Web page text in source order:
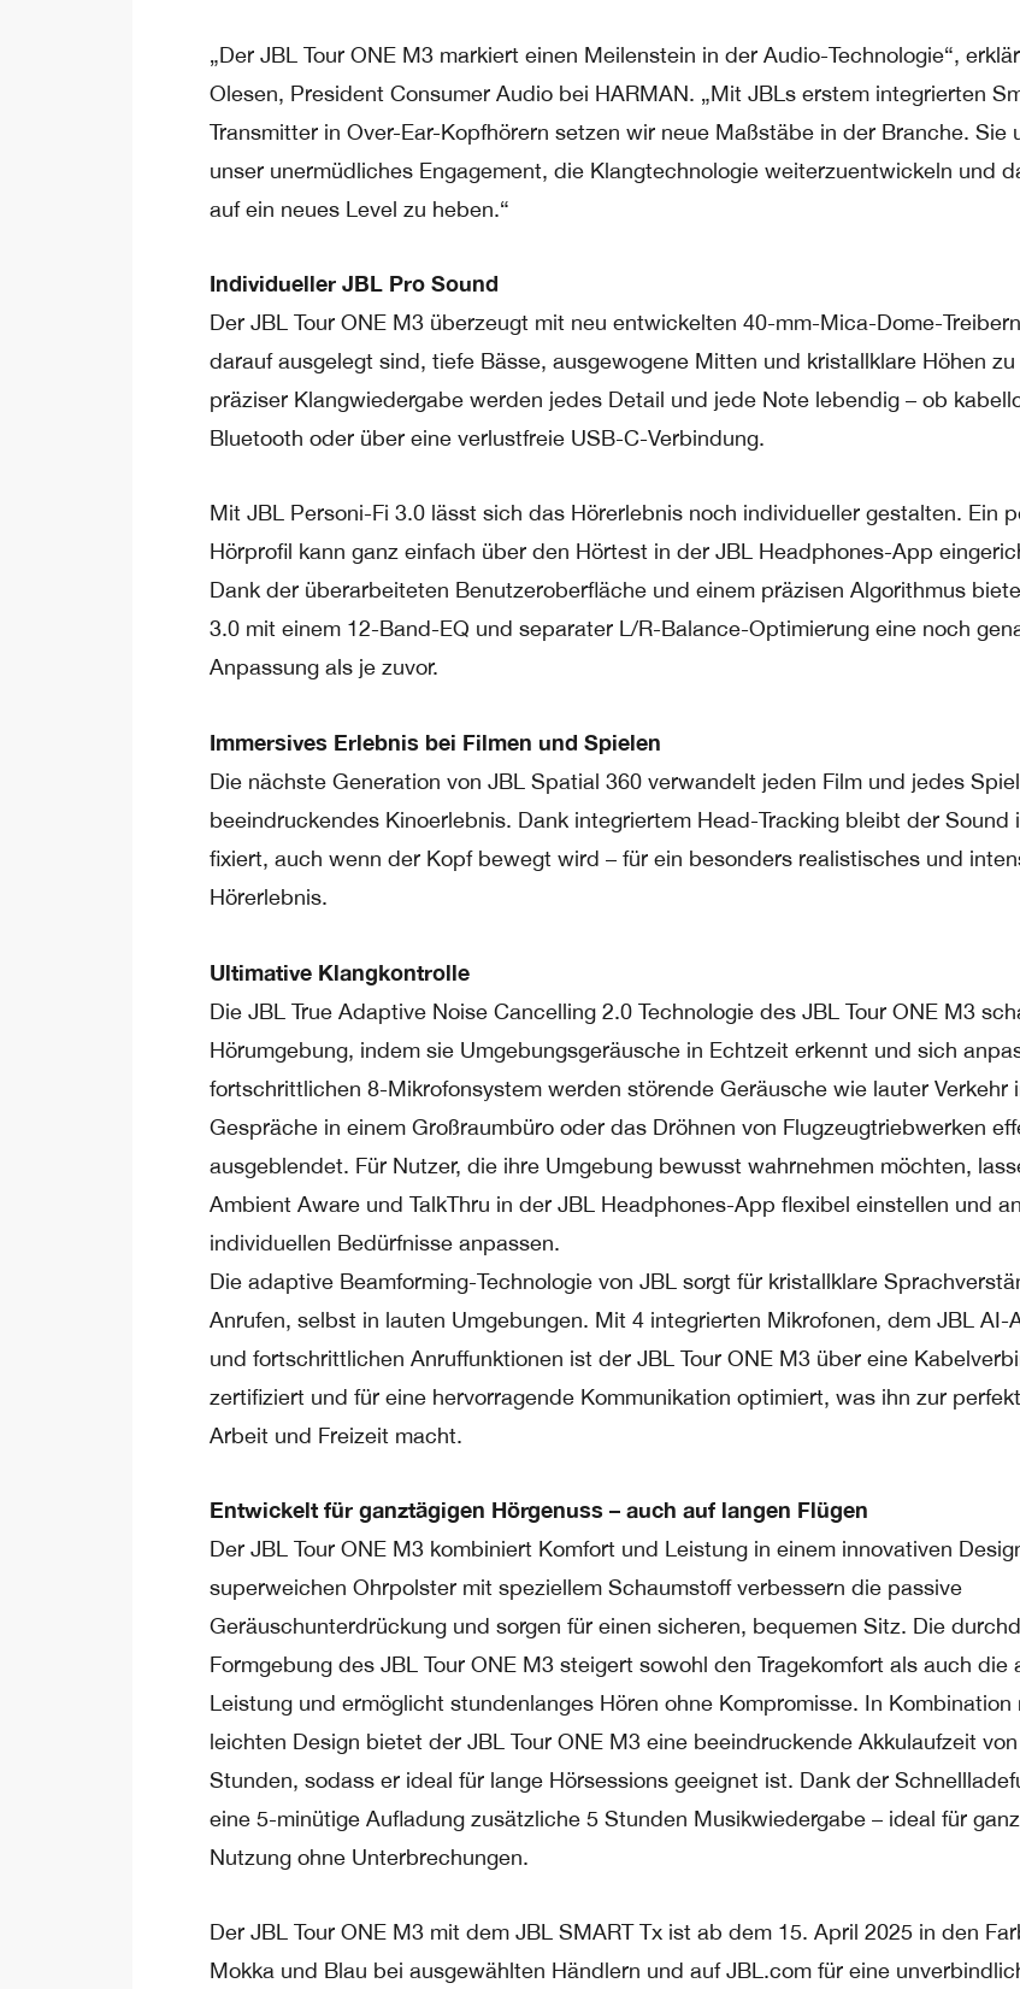
„Der JBL Tour ONE M3 markiert einen Meilenstein in der Audio-Technologie“,
Olesen, President Consumer Audio bei HARMAN. „Mit JBLs erstem integrierten
Transmitter in Over-Ear-Kopfhörern setzen wir neue Maßstäbe in der Branche. Sie
unser unermüdliches Engagement, die Klangtechnologie weiterzuentwickeln und
auf ein neues Level zu heben.“
Individueller JBL Pro Sound
Der JBL Tour ONE M3 überzeugt mit neu entwickelten 40-mm-Mica-Dome-
darauf ausgelegt sind, tiefe Bässe, ausgewogene Mitten und kristallklare Höhen
präziser Klangwiedergabe werden jedes Detail und jede Note lebendig – ob
Bluetooth oder über eine verlustfreie USB-C-Verbindung.
Mit JBL Personi-Fi 3.0 lässt sich das Hörerlebnis noch individueller gestalten. Ein
Hörprofil kann ganz einfach über den Hörtest in der JBL Headphones-App
Dank der überarbeiteten Benutzeroberfläche und einem präzisen Algorithmus
3.0 mit einem 12-Band-EQ und separater L/R-Balance-Optimierung eine noch
Anpassung als je zuvor.
Immersives Erlebnis bei Filmen und Spielen
Die nächste Generation von JBL Spatial 360 verwandelt jeden Film und jedes
beeindruckendes Kinoerlebnis. Dank integriertem Head-Tracking bleibt der Sound
fixiert, auch wenn der Kopf bewegt wird – für ein besonders realistisches und
Hörerlebnis.
Ultimative Klangkontrolle
Die JBL True Adaptive Noise Cancelling 2.0 Technologie des JBL Tour ONE M3
Hörumgebung, indem sie Umgebungsgeräusche in Echtzeit erkennt und sich
fortschrittlichen 8-Mikrofonsystem werden störende Geräusche wie lauter Verkehr
Gespräche in einem Großraumbüro oder das Dröhnen von Flugzeugtriebwerken
ausgeblendet. Für Nutzer, die ihre Umgebung bewusst wahrnehmen möchten,
Ambient Aware und TalkThru in der JBL Headphones-App flexibel einstellen und
individuellen Bedürfnisse anpassen.
Die adaptive Beamforming-Technologie von JBL sorgt für kristallklare
Anrufen, selbst in lauten Umgebungen. Mit 4 integrierten Mikrofonen, dem JBL AI-
und fortschrittlichen Anruffunktionen ist der JBL Tour ONE M3 über eine
zertifiziert und für eine hervorragende Kommunikation optimiert, was ihn zur
Arbeit und Freizeit macht.
Entwickelt für ganztägigen Hörgenuss – auch auf langen Flügen
Der JBL Tour ONE M3 kombiniert Komfort und Leistung in einem innovativen
superweichen Ohrpolster mit speziellem Schaumstoff verbessern die passive
Geräuschunterdrückung und sorgen für einen sicheren, bequemen Sitz. Die
Formgebung des JBL Tour ONE M3 steigert sowohl den Tragekomfort als auch die
Leistung und ermöglicht stundenlanges Hören ohne Kompromisse. In Kombination
leichten Design bietet der JBL Tour ONE M3 eine beeindruckende Akkulaufzeit
Stunden, sodass er ideal für lange Hörsessions geeignet ist. Dank der
eine 5-minütige Aufladung zusätzliche 5 Stunden Musikwiedergabe – ideal für
Nutzung ohne Unterbrechungen.
Der JBL Tour ONE M3 mit dem JBL SMART Tx ist ab dem 15. April 2025 in den
Mokka und Blau bei ausgewählten Händlern und auf JBL.com für eine